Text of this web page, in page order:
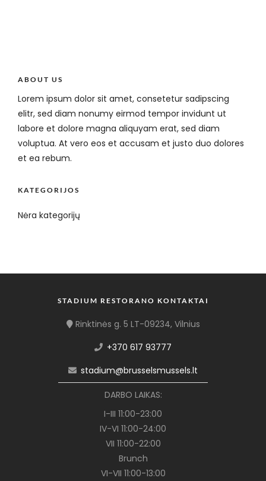
ABOUT US
Lorem ipsum dolor sit amet, consetetur sadipscing
elitr, sed diam nonumy eirmod tempor invidunt ut
labore et dolore magna aliquyam erat, sed diam
voluptua. At vero eos et accusam et justo duo dolores
et ea rebum.
KATEGORIJOS
Nėra kategorijų
STADIUM RESTORANO KONTAKTAI
Rinktinės g. 5 LT-09234, Vilnius
+370 617 93777
stadium@brusselsmussels.lt
DARBO LAIKAS:
I-III 11:00-23:00
IV-VI 11:00-24:00
VII 11:00-22:00
Brunch
VI-VII 11:00-13:00